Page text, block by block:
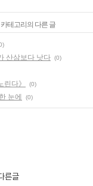
카테고리의 다른 글
산삼보다 낫다 (0)
린다》 (0)
눈에 (0)
른글